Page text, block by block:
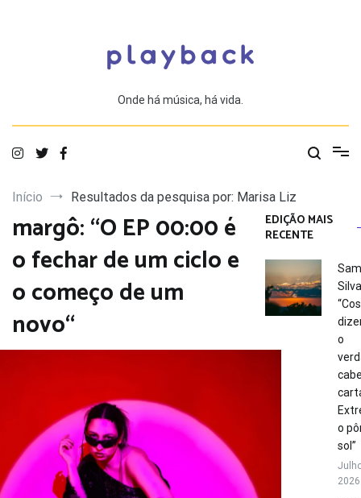
Onde há música, há vida.
Início Resultados da pesquisa por: Marisa Liz
margô: “O EP 00:00 é
o fechar de um ciclo e
o começo de um
novo“
EDIÇÃO MAIS
RECENTE
o
o
sol”
2026